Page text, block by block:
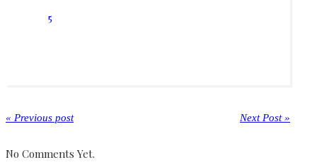
5
« Previous post Next Post »
No Comments Yet.